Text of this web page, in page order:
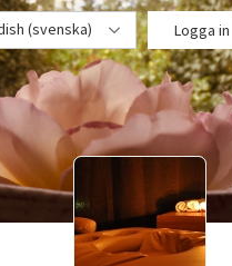
(svenska) Logga in